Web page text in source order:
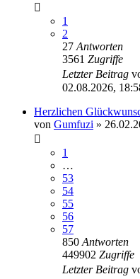
1
2
27Antworten
3561 Zugriffe
Letzter Beitrag
02.08.2026,
Herzlichen
von Gumfuzi »
1
…
53
54
55
56
57
850Antworten
449902 Zugriffe
Letzter Beitrag